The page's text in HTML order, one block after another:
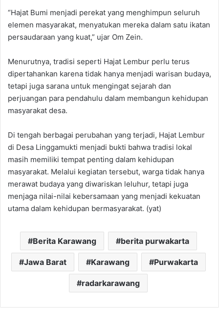
“Hajat Bumi menjadi perekat yang menghimpun seluruh
elemen masyarakat, menyatukan mereka dalam satu ikatan
persaudaraan yang kuat,” ujar Om Zein.
Menurutnya, tradisi seperti Hajat Lembur perlu terus
dipertahankan karena tidak hanya menjadi warisan budaya,
tetapi juga sarana untuk mengingat sejarah dan
perjuangan para pendahulu dalam membangun kehidupan
masyarakat desa.
Di tengah berbagai perubahan yang terjadi, Hajat Lembur
di Desa Linggamukti menjadi bukti bahwa tradisi lokal
masih memiliki tempat penting dalam kehidupan
masyarakat. Melalui kegiatan tersebut, warga tidak hanya
merawat budaya yang diwariskan leluhur, tetapi juga
menjaga nilai-nilai kebersamaan yang menjadi kekuatan
utama dalam kehidupan bermasyarakat. (yat)
Berita Karawang berita purwakarta
Jawa Barat Karawang Purwakarta
radarkarawang